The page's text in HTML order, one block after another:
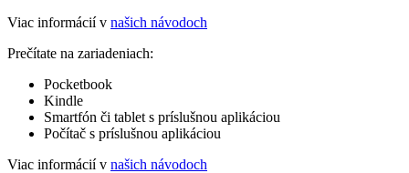
Viac informácií v našich návodoch
Prečítate na zariadeniach:
Pocketbook
Kindle
Smartfón či tablet s príslušnou aplikáciou
Počítač s príslušnou aplikáciou
Viac informácií v našich návodoch